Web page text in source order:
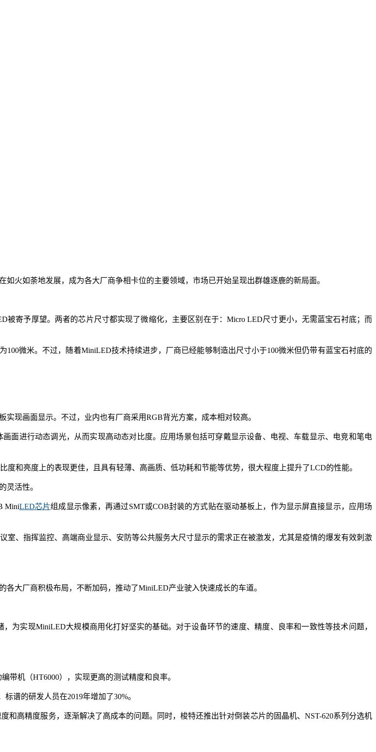
火如荼地发展，成为各大厂商争相卡位的主要领域，市场已开始呈现出群雄逐鹿的新局面。
寄予厚望。两者的芯片尺寸都实现了微缩化，主要区别在于：Micro LED尺寸更小，无需蓝宝石衬底；而
微米。不过，随着MiniLED技术持续进步，厂商已经能够制造出尺寸小于100微米但仍带有蓝宝石衬底的
现画面显示。不过，业内也有厂商采用RGB背光方案，成本相对较高。
面进行动态调光，从而实现高动态对比度。应用场景包括可穿戴显示设备、电视、车载显示、电竞和笔电
和亮度上的表现更佳，且具有轻薄、高画质、低功耗和节能等优势，很大程度上提升了LCD的性能。
灵活性。
MiniLED芯片组成显示像素，再通过SMT或COB封装的方式贴在驱动基板上，作为显示屏直接显示，应用场
、指挥监控、高端商业显示、安防等公共服务大尺寸显示的需求正在被激发，尤其是疫情的爆发有效刺激
大厂商积极布局，不断加码，推动了MiniLED产业驶入快速成长的车道。
，为实现MiniLED大规模商用化打好坚实的基础。对于设备环节的速度、精度、良率和一致性等技术问题，
带机（HT6000），实现更高的测试精度和良率。
谱的研发人员在2019年增加了30%。
和高精度服务，逐渐解决了高成本的问题。同时，梭特还推出针对倒装芯片的固晶机、NST-620系列分选机